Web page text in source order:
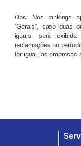
Obs: Nos rankings
“Gerais”, caso duas
iguais, será
reclamações no
for igual, as empresas